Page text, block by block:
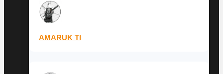
AMARUK TI